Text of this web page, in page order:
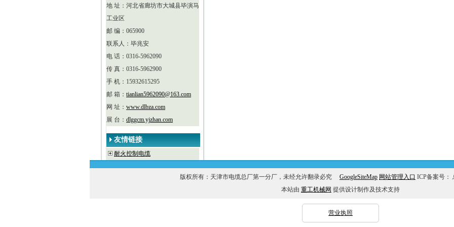
地 址：河北省廊坊市大城县毕演马
工业区
邮 编：065900
联系人：毕兆安
电 话：0316-5962090
传 真：0316-5962900
手 机：15932615295
邮 箱： tianlian5962090@163.com
网 址： www.dlbza.com
展 台： dlggcm.yjzhan.com
友情链接
耐火控制电缆
版权所有：天津市电缆总厂第一分厂，未经允许翻录必究 GoogleSiteMap 网站管理入口 ICP备案号：
本站由 重工机械网 提供设计制作及技术支持
营业执照